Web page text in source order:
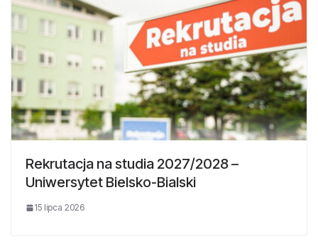
Rekrutacja na studia 2027/2028 –
Uniwersytet Bielsko-Bialski
15 lipca 2026